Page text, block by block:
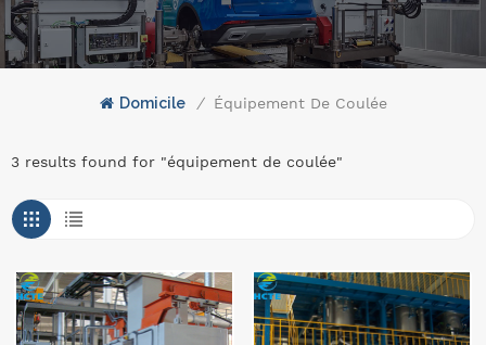
Domicile / Équipement De Coulée
3 results found for "équipement de coulée"